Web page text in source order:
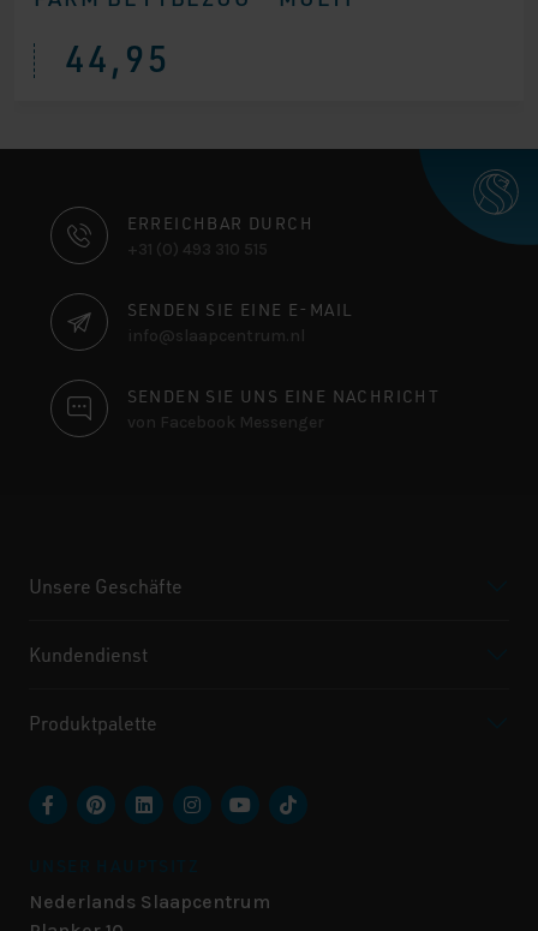
44,95
KONTAKTINFORMATIONEN
ERREICHBAR DURCH
+31 (0) 493 310 515
SENDEN SIE EINE E-MAIL
info@slaapcentrum.nl
SENDEN SIE UNS EINE NACHRICHT
von Facebook Messenger
Unsere Geschäfte
Kundendienst
Produktpalette
Nederlands Slaapcentrum